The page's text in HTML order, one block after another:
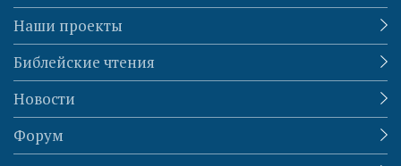
Наши проекты
Библейские чтения
Новости
Форум